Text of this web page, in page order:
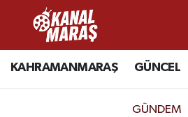
KAHRAMANMARAŞ GÜNCEL
GÜNDEM
CANLI YAYIN
KAHRAMANMARAŞ
Kahramanmaraş Nöbetçi
Kahramanmaraş Hava